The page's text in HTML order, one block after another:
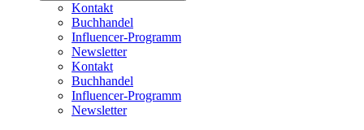
Kontakt
Buchhandel
Influencer-Programm
Newsletter
Kontakt
Buchhandel
Influencer-Programm
Newsletter